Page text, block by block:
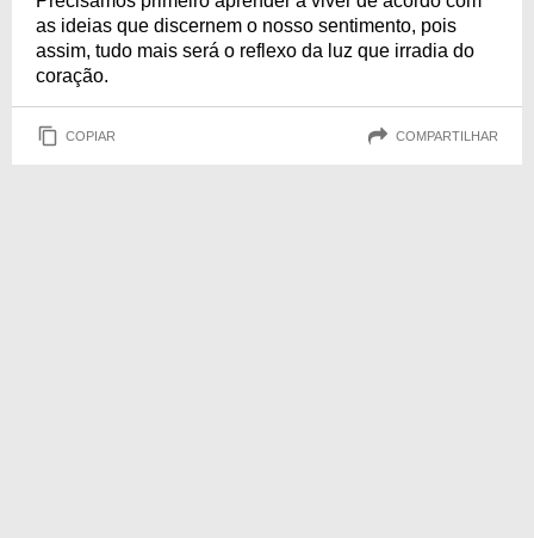
as ideias que discernem o nosso sentimento, pois
assim, tudo mais será o reflexo da luz que irradia do
coração.
COPIAR COMPARTILHAR